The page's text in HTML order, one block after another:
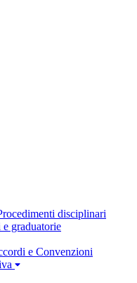
disciplinari
graduatorie
e Convenzioni